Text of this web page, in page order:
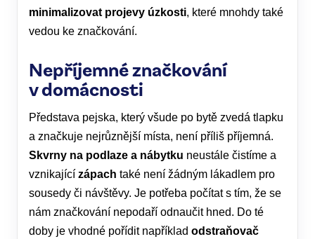
minimalizovat projevy úzkosti, které mnohdy také
vedou ke značkování.
Nepříjemné značkování
v domácnosti
Představa pejska, který všude po bytě zvedá tlapku
a značkuje nejrůznější místa, není příliš příjemná.
Skvrny na podlaze a nábytku neustále čistíme a
vznikající zápach také není žádným lákadlem pro
sousedy či návštěvy. Je potřeba počítat s tím, že se
nám značkování nepodaří odnaučit hned. Do té
doby je vhodné pořídit například odstraňovač